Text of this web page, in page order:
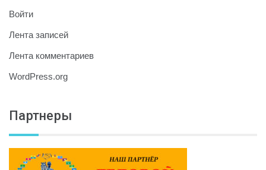
Войти
Лента записей
Лента комментариев
WordPress.org
Партнеры